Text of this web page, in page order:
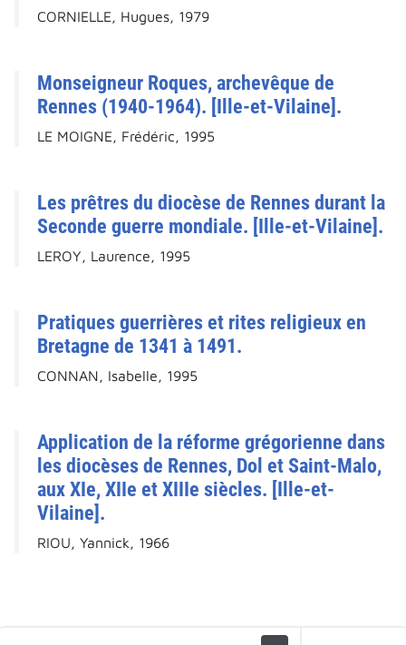
CORNIELLE, Hugues, 1979
Monseigneur Roques, archevêque de
Rennes (1940-1964). [Ille-et-Vilaine].
LE MOIGNE, Frédéric, 1995
Les prêtres du diocèse de Rennes durant la
Seconde guerre mondiale. [Ille-et-Vilaine].
LEROY, Laurence, 1995
Pratiques guerrières et rites religieux en
Bretagne de 1341 à 1491.
CONNAN, Isabelle, 1995
Application de la réforme grégorienne dans
les diocèses de Rennes, Dol et Saint-Malo,
aux XIe, XIIe et XIIIe siècles. [Ille-et-
Vilaine].
RIOU, Yannick, 1966